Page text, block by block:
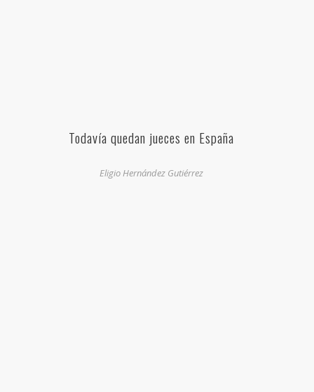
Todavía quedan jueces en España
Eligio Hernández Gutiérrez